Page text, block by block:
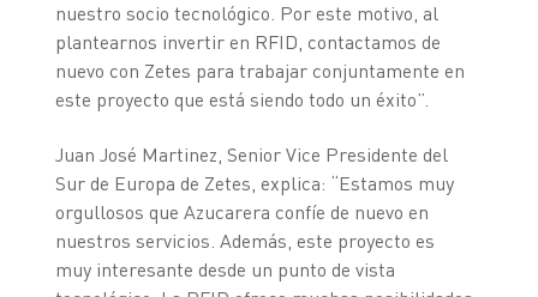
nuestro socio tecnológico. Por este motivo, al
plantearnos invertir en RFID, contactamos de
nuevo con Zetes para trabajar conjuntamente en
este proyecto que está siendo todo un éxito”.
Juan José Martinez, Senior Vice Presidente del
Sur de Europa de Zetes, explica: “Estamos muy
orgullosos que Azucarera confíe de nuevo en
nuestros servicios. Además, este proyecto es
muy interesante desde un punto de vista